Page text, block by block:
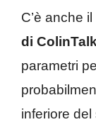
C’è anche il
di
parametri
inferiore del